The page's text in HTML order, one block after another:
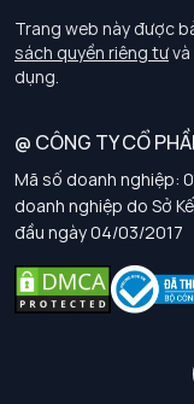
Chính sách bảo vệ dữ
Chính sách thanh toán,
Chính sách chất
Chính sách đơn đồng
Hướng dẫn chọn kích
Tuyển dụng
Trang web này được
sách quyền riêng tưvà
dụng.
@ CÔNG TY CỔ
Mã số doanh nghiệp:
doanh nghiệp do Sở
đầu ngày 04/03/2017